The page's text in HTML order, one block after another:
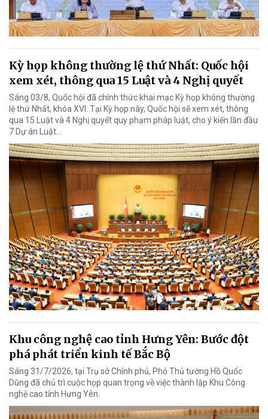
Kỳ họp không thường lệ thứ Nhất: Quốc hội
xem xét, thông qua 15 Luật và 4 Nghị quyết
Sáng 03/8, Quốc hội đã chính thức khai mạc Kỳ họp không thường
lệ thứ Nhất, khóa XVI. Tại Kỳ họp này, Quốc hội sẽ xem xét, thông
qua 15 Luật và 4 Nghị quyết quy phạm pháp luật, cho ý kiến lần đầu
7 Dự án Luật…
Khu công nghệ cao tỉnh Hưng Yên: Bước đột
phá phát triển kinh tế Bắc Bộ
Sáng 31/7/2026, tại Trụ sở Chính phủ, Phó Thủ tướng Hồ Quốc
Dũng đã chủ trì cuộc họp quan trọng về việc thành lập Khu Công
nghệ cao tỉnh Hưng Yên.